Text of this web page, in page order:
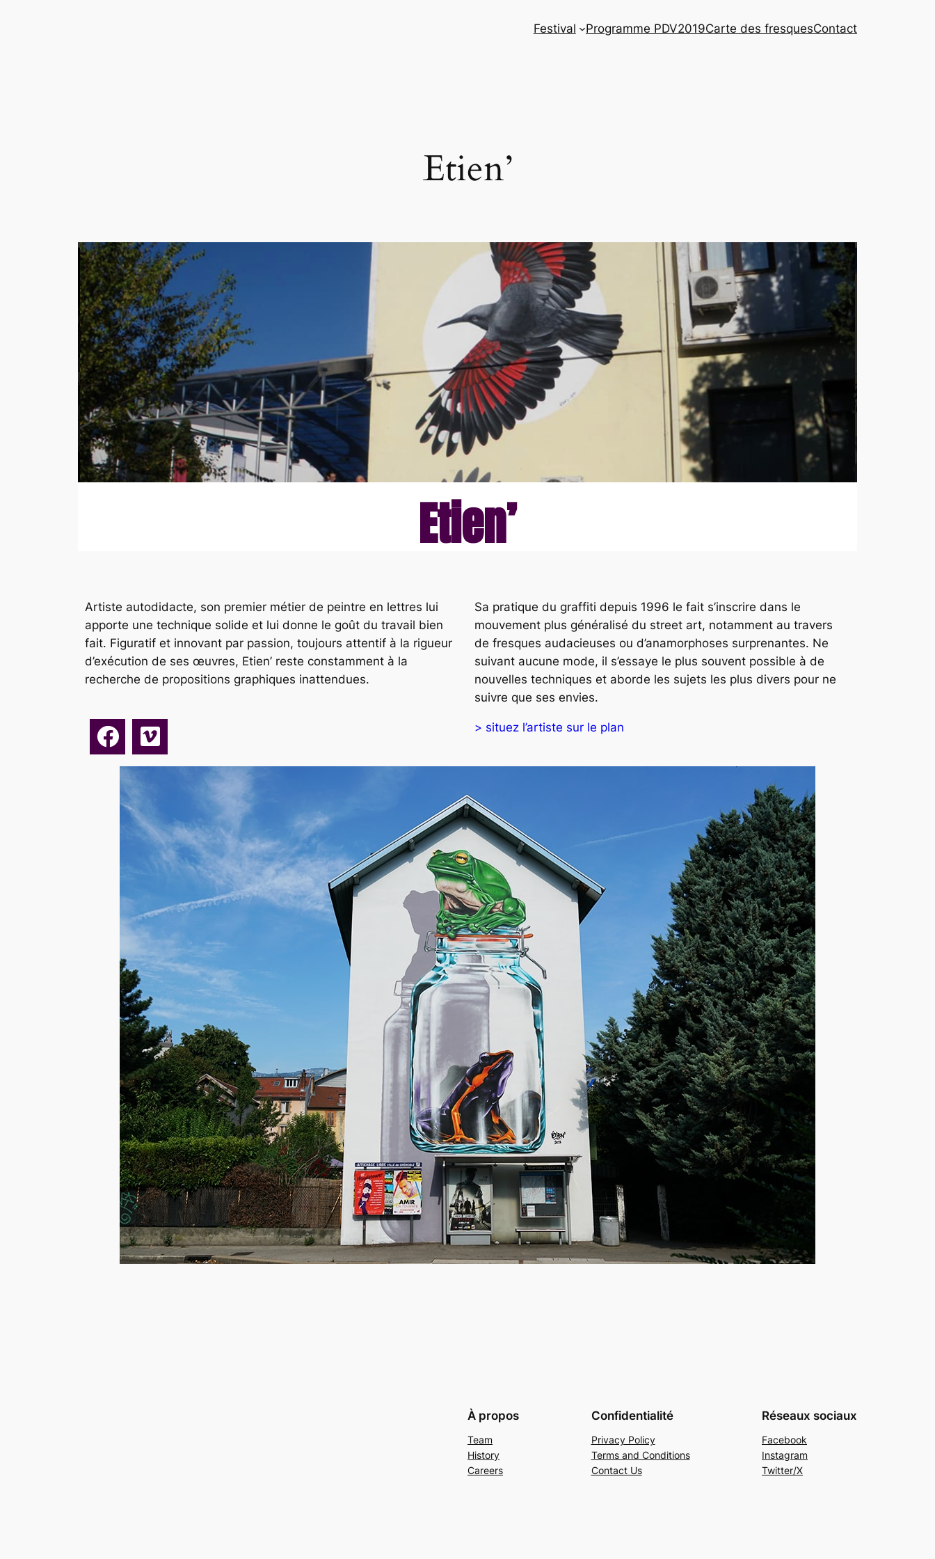
Festival Programme PDV2019Carte des fresquesContact
Etien’
Etien’
Artiste autodidacte, son premier métier de peintre en lettres lui
apporte une technique solide et lui donne le goût du travail bien
fait. Figuratif et innovant par passion, toujours attentif à la rigueur
d’exécution de ses œuvres, Etien’ reste constamment à la
recherche de propositions graphiques inattendues.
Sa pratique du graffiti depuis 1996 le fait s’inscrire dans le
mouvement plus généralisé du street art, notamment au travers
de fresques audacieuses ou d’anamorphoses surprenantes. Ne
suivant aucune mode, il s’essaye le plus souvent possible à de
nouvelles techniques et aborde les sujets les plus divers pour ne
suivre que ses envies.
> situez l’artiste sur le plan
À propos
Team
History
Careers
Confidentialité
Privacy Policy
Terms and Conditions
Contact Us
Réseaux sociaux
Facebook
Instagram
Twitter/X